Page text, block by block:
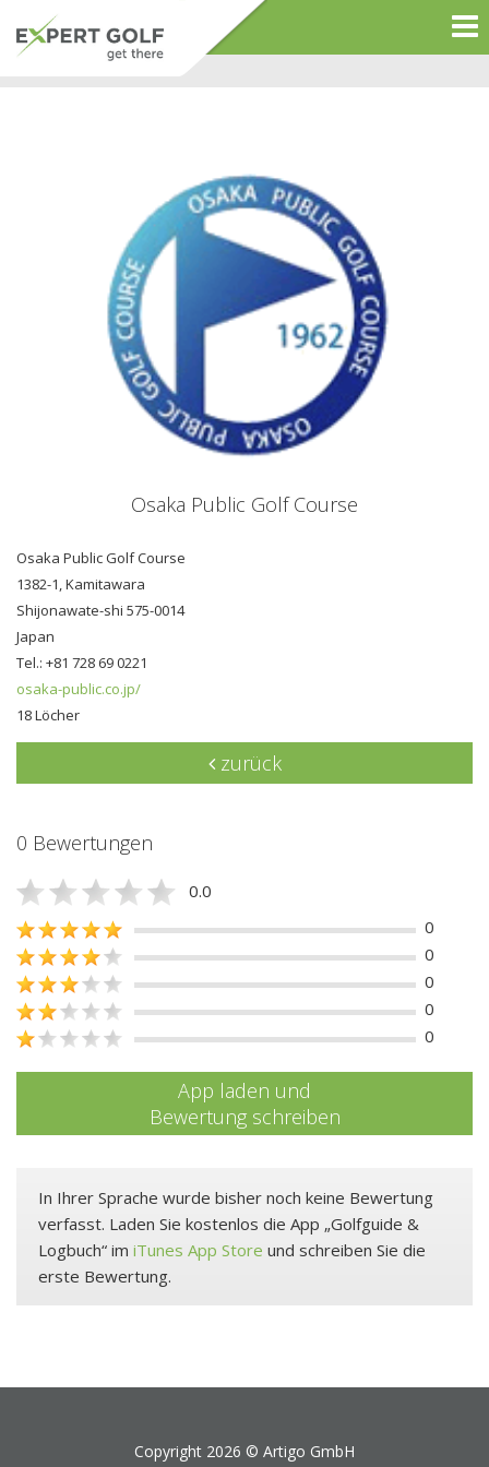
Osaka Public Golf Course
Osaka Public Golf Course
1382-1, Kamitawara
Shijonawate-shi 575-0014
Japan
Tel.: +81 728 69 0221
osaka-public.co.jp/
18 Löcher
zurück
0 Bewertungen
0.0
0
0
0
0
0
App laden und
Bewertung schreiben
In Ihrer Sprache wurde bisher noch keine Bewertung
verfasst. Laden Sie kostenlos die App „Golfguide &
Logbuch“ im iTunes App Store und schreiben Sie die
erste Bewertung.
Copyright 2026 © Artigo GmbH